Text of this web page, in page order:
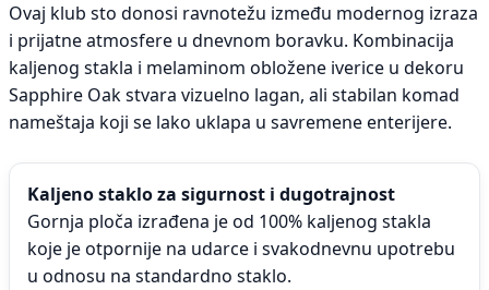
Ovaj klub sto donosi ravnotežu između modernog izraza
i prijatne atmosfere u dnevnom boravku. Kombinacija
kaljenog stakla i melaminom obložene iverice u dekoru
Sapphire Oak stvara vizuelno lagan, ali stabilan komad
nameštaja koji se lako uklapa u savremene enterijere.
Kaljeno staklo za sigurnost i dugotrajnost
Gornja ploča izrađena je od 100% kaljenog stakla
koje je otpornije na udarce i svakodnevnu upotrebu
u odnosu na standardno staklo.